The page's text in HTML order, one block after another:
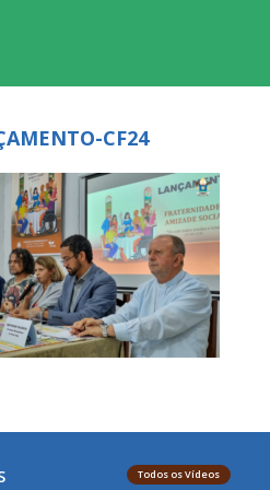
CF24
Todos os Vídeos